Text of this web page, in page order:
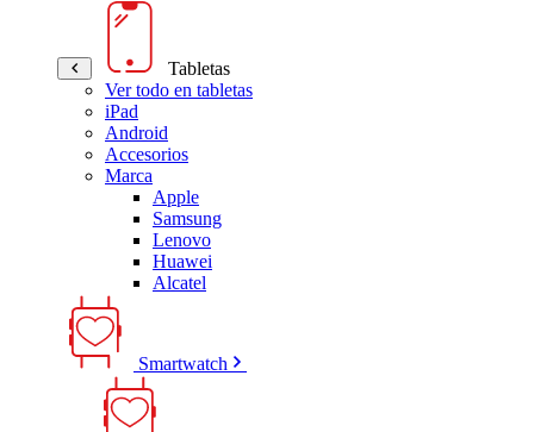
Tabletas
Ver todo en tabletas
iPad
Android
Accesorios
Marca
Apple
Samsung
Lenovo
Huawei
Alcatel
Smartwatch